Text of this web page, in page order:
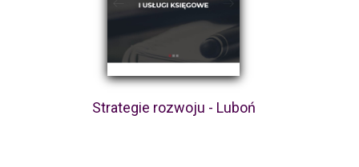
Strategie rozwoju - Luboń